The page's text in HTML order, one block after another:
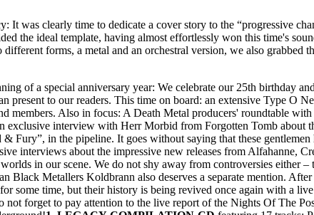
was clearly time to dedicate a cover story to the “progressive
the ideal template, having almost effortlessly won this time's
different forms, a metal and an orchestral version, we also
of a special anniversary year: We celebrate our 25th birthday
present to our readers. This time on board: an extensive Type
members. Also in focus: A Death Metal producers' roundtable
exclusive interview with Herr Morbid from Forgotten Tomb
Fury”, in the pipeline. It goes without saying that these gentlemen
interviews about the impressive new releases from Alfahanne,
in our scene. We do not shy away from controversies either
Black Metallers Koldbrann also deserves a separate mention.
some time, but their history is being revived once again with a
not forget to pay attention to the live report of the Nights Of The